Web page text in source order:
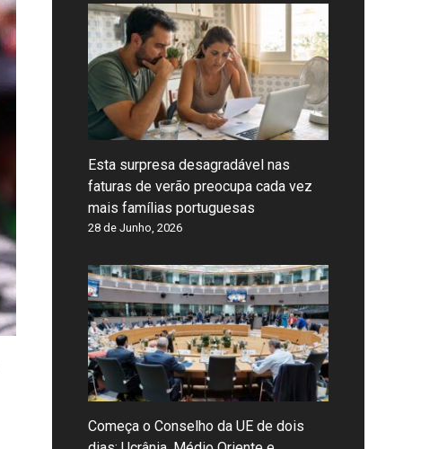
Esta surpresa desagradável nas
faturas de verão preocupa cada vez
mais famílias portuguesas
28 de Junho, 2026
Começa o Conselho da UE de dois